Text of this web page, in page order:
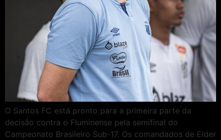
O Santos FC está pronto para a primeira parte da
decisão contra o Fluminense pela semifinal do
Campeonato Brasileiro Sub-17. Os comandados de Elder